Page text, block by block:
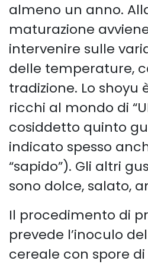
almeno un anno.
maturazione
intervenire sulle
delle temperature,
tradizione. Lo shoyu
ricchi al mondo di
cosiddetto quinto
indicato spesso
“sapido”). Gli altri
sono dolce, salato,
Il procedimento di
prevede l’inoculo
cereale con spore di